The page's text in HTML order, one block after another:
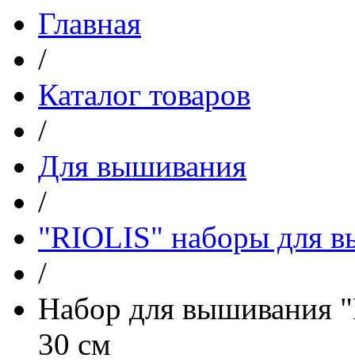
Главная
/
Каталог товаров
/
Для вышивания
/
"RIOLIS" наборы для
/
Набор для вышивания
30 см